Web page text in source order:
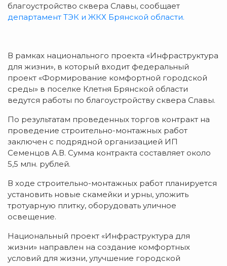
благоустройство сквера Славы, сообщает
департамент ТЭК и ЖКХ Брянской области.
В рамках национального проекта «Инфраструктура
для жизни», в который входит федеральный
проект «Формирование комфортной городской
среды» в поселке Клетня Брянской области
ведутся работы по благоустройству сквера Славы.
По результатам проведенных торгов контракт на
проведение строительно-монтажных работ
заключен с подрядной организацией ИП
Семенцов А.В. Сумма контракта составляет около
5,5 млн. рублей.
В ходе строительно-монтажных работ планируется
установить новые скамейки и урны, уложить
тротуарную плитку, оборудовать уличное
освещение.
Национальный проект «Инфраструктура для
жизни» направлен на создание комфортных
условий для жизни, улучшение городской